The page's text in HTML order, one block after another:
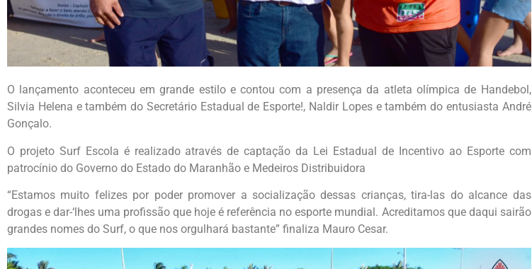
O lançamento aconteceu em grande estilo e contou com a presença da atleta olímpica de Handebol,
Silvia Helena e também do Secretário Estadual de Esporte!, Naldir Lopes e também do entusiasta André
Gonçalo.
O projeto Surf Escola é realizado através de captação da Lei Estadual de Incentivo ao Esporte com
patrocínio do Governo do Estado do Maranhão e Medeiros Distribuidora
“Estamos muito felizes por poder promover a socialização dessas crianças, tira-las do alcance das
drogas e dar-‘lhes uma profissão que hoje é referência no esporte mundial. Acreditamos que daqui sairão
grandes nomes do Surf, o que nos orgulhará bastante” finaliza Mauro Cesar.